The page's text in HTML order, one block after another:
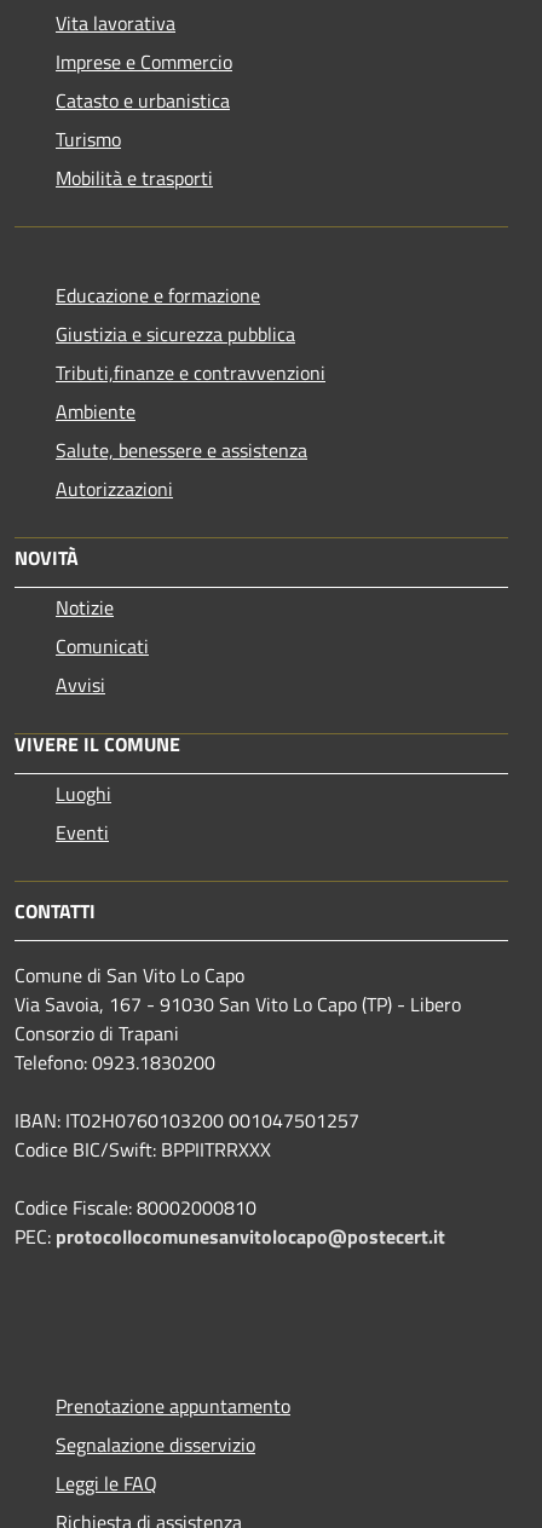
Vita lavorativa
Imprese e Commercio
Catasto e urbanistica
Turismo
Mobilità e trasporti
Educazione e formazione
Giustizia e sicurezza pubblica
Tributi,finanze e contravvenzioni
Ambiente
Salute, benessere e assistenza
Autorizzazioni
NOVITÀ
Notizie
Comunicati
Avvisi
VIVERE IL COMUNE
Luoghi
Eventi
CONTATTI
Comune di San Vito Lo Capo
Via Savoia, 167 - 91030 San Vito Lo Capo (TP) - Libero
Consorzio di Trapani
Telefono: 0923.1830200
IBAN: IT02H0760103200 001047501257
Codice BIC/Swift: BPPIITRRXXX
Codice Fiscale: 80002000810
PEC: protocollocomunesanvitolocapo@postecert.it
Prenotazione appuntamento
Segnalazione disservizio
Leggi le FAQ
Richiesta di assistenza